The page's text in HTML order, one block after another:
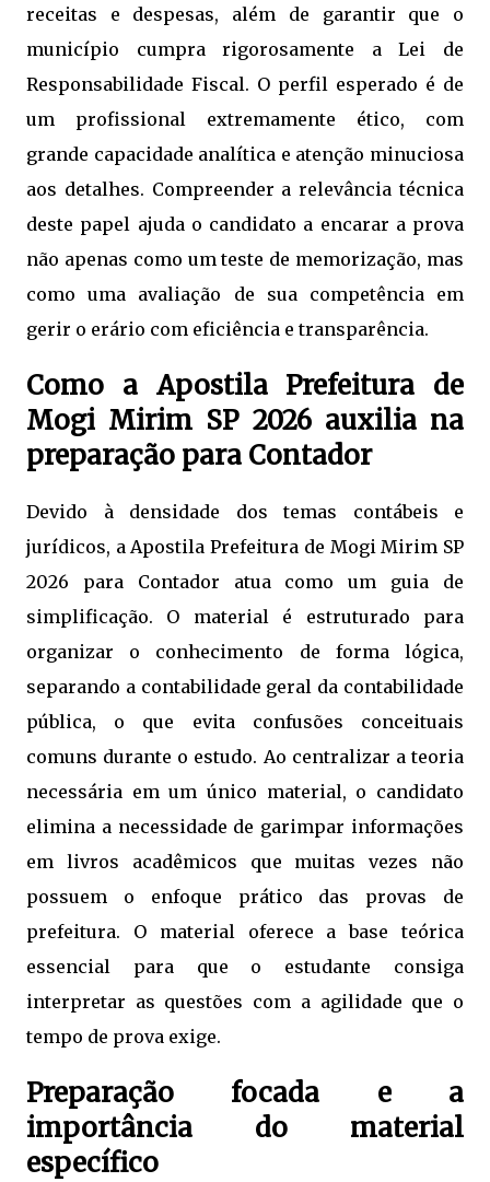
receitas e despesas, além de garantir que o
município cumpra rigorosamente a Lei de
Responsabilidade Fiscal. O perfil esperado é de
um profissional extremamente ético, com
grande capacidade analítica e atenção minuciosa
aos detalhes. Compreender a relevância técnica
deste papel ajuda o candidato a encarar a prova
não apenas como um teste de memorização, mas
como uma avaliação de sua competência em
gerir o erário com eficiência e transparência.
Como a Apostila Prefeitura de
Mogi Mirim SP 2026 auxilia na
preparação para Contador
Devido à densidade dos temas contábeis e
jurídicos, a Apostila Prefeitura de Mogi Mirim SP
2026 para Contador atua como um guia de
simplificação. O material é estruturado para
organizar o conhecimento de forma lógica,
separando a contabilidade geral da contabilidade
pública, o que evita confusões conceituais
comuns durante o estudo. Ao centralizar a teoria
necessária em um único material, o candidato
elimina a necessidade de garimpar informações
em livros acadêmicos que muitas vezes não
possuem o enfoque prático das provas de
prefeitura. O material oferece a base teórica
essencial para que o estudante consiga
interpretar as questões com a agilidade que o
tempo de prova exige.
Preparação focada e a
importância do material
específico